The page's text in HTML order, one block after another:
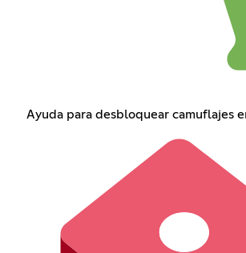
Ayuda para desbloquear camuflajes